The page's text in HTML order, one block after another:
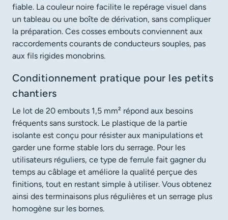
fiable. La couleur noire facilite le repérage visuel dans
un tableau ou une boîte de dérivation, sans compliquer
la préparation. Ces cosses embouts conviennent aux
raccordements courants de conducteurs souples, pas
aux fils rigides monobrins.
Conditionnement pratique pour les petits
chantiers
Le lot de 20 embouts 1,5 mm² répond aux besoins
fréquents sans surstock. Le plastique de la partie
isolante est conçu pour résister aux manipulations et
garder une forme stable lors du serrage. Pour les
utilisateurs réguliers, ce type de ferrule fait gagner du
temps au câblage et améliore la qualité perçue des
finitions, tout en restant simple à utiliser. Vous obtenez
ainsi des terminaisons plus régulières et un serrage plus
homogène sur les bornes.